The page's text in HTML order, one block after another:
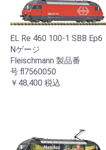
EL Re 460 100-1 SBB Ep6
Nゲージ
Fleischmann 製品番
号:fl7560050
￥48,400 税込